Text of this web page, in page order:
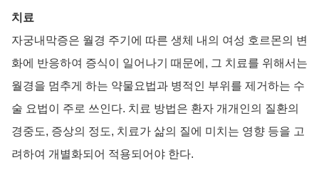
치료
자궁내막증은 월경 주기에 따른 생체 내의 여성 호르몬의 변
화에 반응하여 증식이 일어나기 때문에, 그 치료를 위해서는
월경을 멈추게 하는 약물요법과 병적인 부위를 제거하는 수
술 요법이 주로 쓰인다. 치료 방법은 환자 개개인의 질환의
경중도, 증상의 정도, 치료가 삶의 질에 미치는 영향 등을 고
려하여 개별화되어 적용되어야 한다.